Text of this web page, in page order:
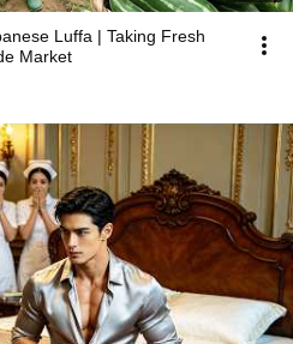
Luffa | Taking Fresh
Market